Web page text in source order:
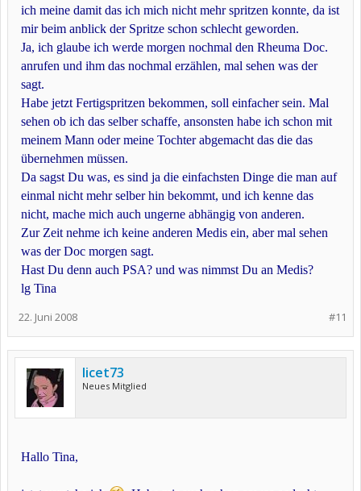
ich meine damit das ich mich nicht mehr spritzen konnte, da ist
mir beim anblick der Spritze schon schlecht geworden.
Ja, ich glaube ich werde morgen nochmal den Rheuma Doc.
anrufen und ihm das nochmal erzählen, mal sehen was der
sagt.
Habe jetzt Fertigspritzen bekommen, soll einfacher sein. Mal
sehen ob ich das selber schaffe, ansonsten habe ich schon mit
meinem Mann oder meine Tochter abgemacht das die das
übernehmen müssen.
Da sagst Du was, es sind ja die einfachsten Dinge die man auf
einmal nicht mehr selber hin bekommt, und ich kenne das
nicht, mache mich auch ungerne abhängig von anderen.
Zur Zeit nehme ich keine anderen Medis ein, aber mal sehen
was der Doc morgen sagt.
Hast Du denn auch PSA? und was nimmst Du an Medis?
lg Tina
#11
22. Juni 2008
licet73
Neues Mitglied
Hallo Tina,